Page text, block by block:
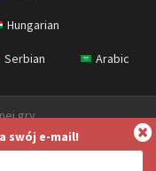
Hungarian
Serbian Arabic
gry
swój e-mail!